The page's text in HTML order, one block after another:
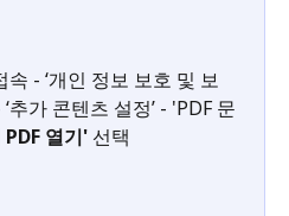
속 - ‘개인 정보 보호 및 보
‘추가 콘텐츠 설정’ - 'PDF 문
열기' 선택